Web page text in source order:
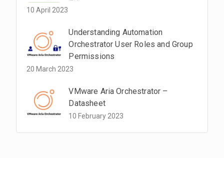
10 April 2023
Understanding Automation
Orchestrator User Roles and Group
Permissions
20 March 2023
VMware Aria Orchestrator –
Datasheet
10 February 2023